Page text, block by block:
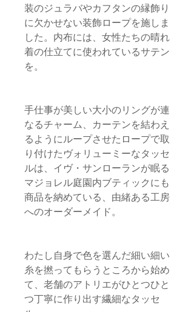
装のジュラバやカフタンの縁飾り
に欠かせない装飾ロープを施しま
した。内布には、女性たちの晴れ
着の仕立てに使われているサテン
を。
手仕事が美しい大小のリングが連
なるチャーム、カーテンを結わえ
るようにループさせたロープで取
り付けたヴォリューミーなタッセ
ルは、イヴ・サンローランが眠る
マジョレル庭園内ブティックにも
商品を納めている、由緒ある工房
へのオーダーメイド。
わたし自身で色を選んだ細い細い
糸を撚ってもらうところから始め
て、老舗のアトリエがひとつひと
つ丁寧に作り出す繊細なタッセ